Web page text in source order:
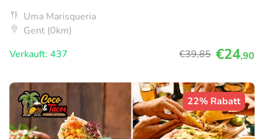
Uma Marisqueria
Gent (0km)
Verkauft: 437
€39,85 €24,90
22% Rabatt